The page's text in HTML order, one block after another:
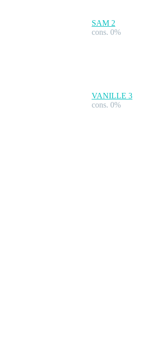
SAM 2
cons. 0%
VANILLE 3
cons. 0%